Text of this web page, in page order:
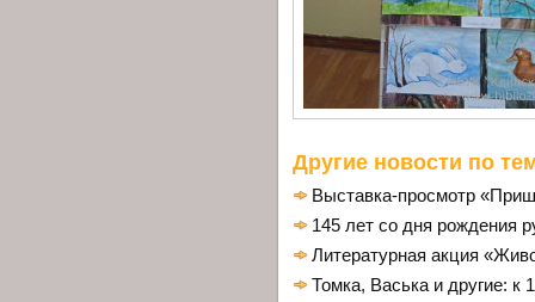
Другие новости по
Выставка-просмотр
145 лет со дня рождения
Литературная акция
Томка, Васька и другие: к